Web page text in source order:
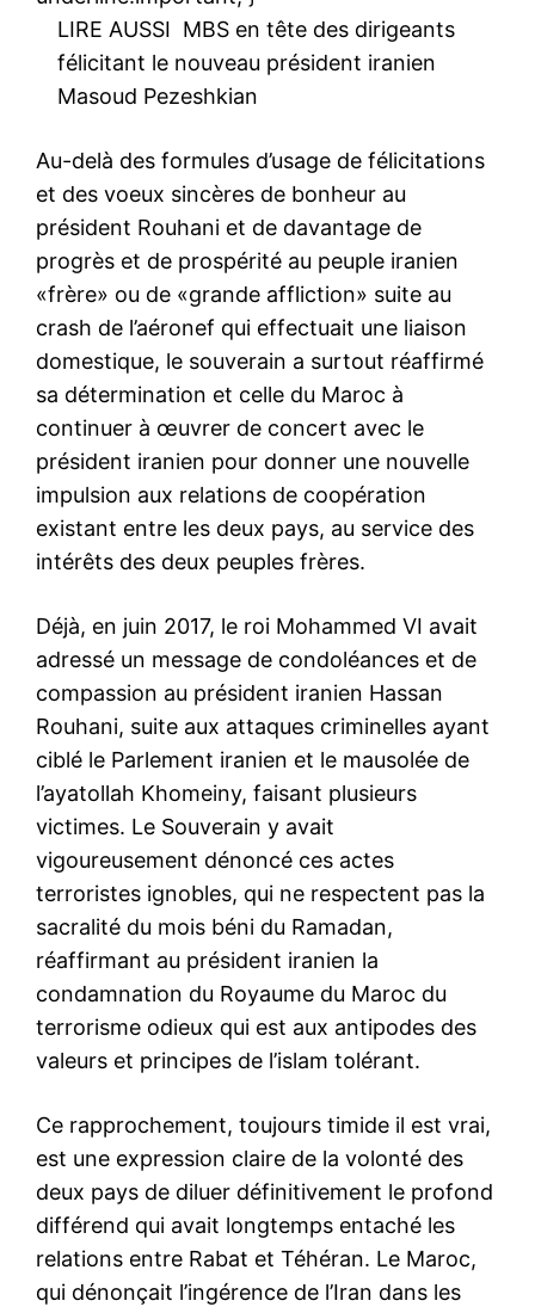
LIRE AUSSI MBS en tête des dirigeants
félicitant le nouveau président iranien
Masoud Pezeshkian
Au-delà des formules d’usage de félicitations
et des voeux sincères de bonheur au
président Rouhani et de davantage de
progrès et de prospérité au peuple iranien
«frère» ou de «grande affliction» suite au
crash de l’aéronef qui effectuait une liaison
domestique, le souverain a surtout réaffirmé
sa détermination et celle du Maroc à
continuer à œuvrer de concert avec le
président iranien pour donner une nouvelle
impulsion aux relations de coopération
existant entre les deux pays, au service des
intérêts des deux peuples frères.
Déjà, en juin 2017, le roi Mohammed VI avait
adressé un message de condoléances et de
compassion au président iranien Hassan
Rouhani, suite aux attaques criminelles ayant
ciblé le Parlement iranien et le mausolée de
l’ayatollah Khomeiny, faisant plusieurs
victimes. Le Souverain y avait
vigoureusement dénoncé ces actes
terroristes ignobles, qui ne respectent pas la
sacralité du mois béni du Ramadan,
réaffirmant au président iranien la
condamnation du Royaume du Maroc du
terrorisme odieux qui est aux antipodes des
valeurs et principes de l’islam tolérant.
Ce rapprochement, toujours timide il est vrai,
est une expression claire de la volonté des
deux pays de diluer définitivement le profond
différend qui avait longtemps entaché les
relations entre Rabat et Téhéran. Le Maroc,
qui dénonçait l’ingérence de l’Iran dans les